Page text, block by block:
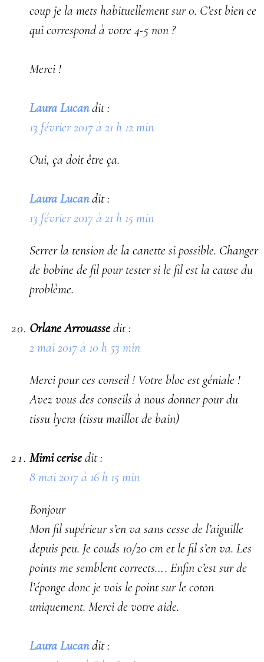
coup je la mets habituellement sur 0. C’est bien ce
qui correspond à votre 4-5 non ?
Merci !
Laura Lucandit :
13 février 2017 à 21 h 12 min
Oui, ça doit être ça.
Laura Lucandit :
13 février 2017 à 21 h 15 min
Serrer la tension de la canette si possible. Changer
de bobine de fil pour tester si le fil est la cause du
problème.
Orlane Arrouassedit :
2 mai 2017 à 10 h 53 min
Merci pour ces conseil ! Votre bloc est géniale !
Avez vous des conseils à nous donner pour du
tissu lycra (tissu maillot de bain)
Mimi cerisedit :
8 mai 2017 à 16 h 15 min
Bonjour
Mon fil supérieur s’en va sans cesse de l’aiguille
depuis peu. Je couds 10/20 cm et le fil s’en va. Les
points me semblent corrects…. Enfin c’est sur de
l’éponge donc je vois le point sur le coton
uniquement. Merci de votre aide.
Laura Lucandit :